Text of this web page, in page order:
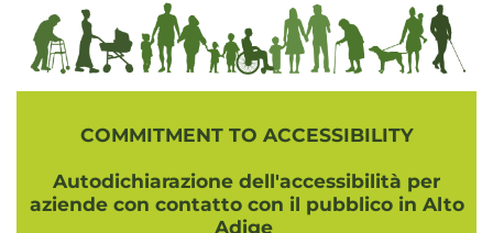
COMMITMENT TO ACCESSIBILITY
Autodichiarazione dell'accessibilità per
aziende con contatto con il pubblico in Alto
Adige